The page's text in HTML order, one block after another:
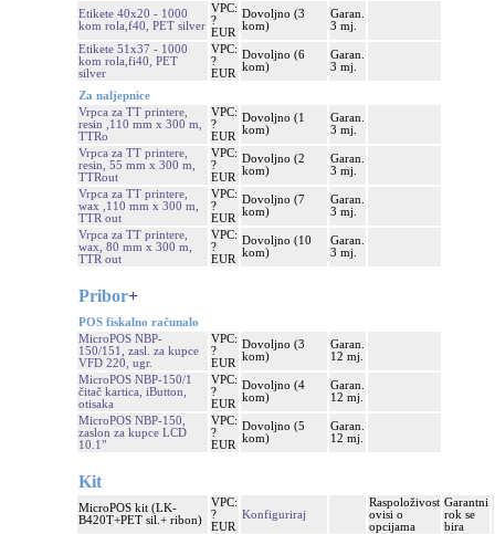
Etikete 40x20 - 1000
kom rola,f40, PET silver
VPC:
?
EUR
Dovoljno (3
kom)
Garan.
3 mj.
Etikete 51x37 - 1000
kom rola,fi40, PET
silver
VPC:
?
EUR
Dovoljno (6
kom)
Garan.
3 mj.
Za naljepnice
Vrpca za TT printere,
resin ,110 mm x 300 m,
TTRo
VPC:
?
EUR
Dovoljno (1
kom)
Garan.
3 mj.
Vrpca za TT printere,
resin, 55 mm x 300 m,
TTRout
VPC:
?
EUR
Dovoljno (2
kom)
Garan.
3 mj.
Vrpca za TT printere,
wax ,110 mm x 300 m,
TTR out
VPC:
?
EUR
Dovoljno (7
kom)
Garan.
3 mj.
Vrpca za TT printere,
wax, 80 mm x 300 m,
TTR out
VPC:
?
EUR
Dovoljno (10
kom)
Garan.
3 mj.
Pribor+
POS fiskalno računalo
MicroPOS NBP-
150/151, zasl. za kupce
VFD 220, ugr.
VPC:
?
EUR
Dovoljno (3
kom)
Garan.
12 mj.
MicroPOS NBP-150/1
čitač kartica, iButton,
otisaka
VPC:
?
EUR
Dovoljno (4
kom)
Garan.
12 mj.
MicroPOS NBP-150,
zaslon za kupce LCD
10.1"
VPC:
?
EUR
Dovoljno (5
kom)
Garan.
12 mj.
Kit
MicroPOS kit (LK-
B420T+PET sil.+ ribon)
VPC:
?
EUR
Konfiguriraj
Raspoloživost
ovisi o
opcijama
Garantni
rok se
bira